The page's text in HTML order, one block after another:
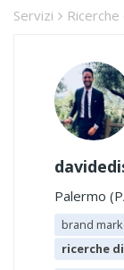
Servizi
Palermo
brand
ricerche